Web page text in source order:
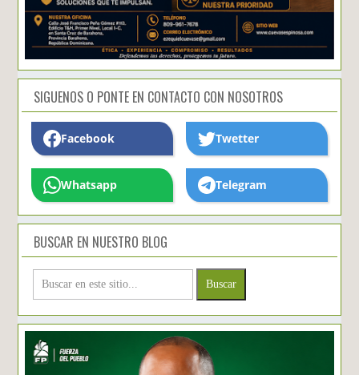
SIGUENOS O PONTE EN CONTACTO CON NOSOTROS
Facebook Twetter
Whatsapp Telegram
BUSCAR EN NUESTRO BLOG